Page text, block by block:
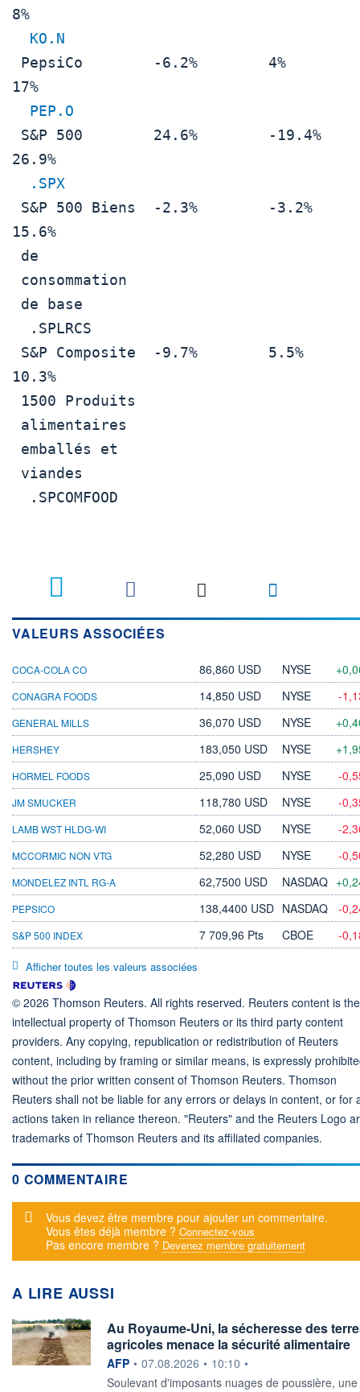
8%
KO.N
17%
PEP.O
26.9%
.SPX
15.6%
10.3%
VALEURS ASSOCIÉES
COCA-COLA CO 86,860 USD NYSE
CONAGRA FOODS 14,850 USD NYSE -
GENERAL MILLS 36,070 USD NYSE
HERSHEY 183,050 USD NYSE
HORMEL FOODS 25,090 USD NYSE -
JM SMUCKER 118,780 USD NYSE -
LAMB WST HLDG-WI 52,060 USD NYSE -
MCCORMIC NON VTG 52,280 USD NYSE -
MONDELEZ INTL RG-A 62,7500 USD NASDAQ
PEPSICO 138,4400 USD NASDAQ -
S&P 500 INDEX 7 709,96 Pts CBOE -
Afficher toutes les valeurs associées
© 2026 Thomson Reuters. All rights reserved. Reuters content is the
intellectual property of Thomson Reuters or its third party content
providers. Any copying, republication or redistribution of Reuters
content, including by framing or similar means, is expressly
without the prior written consent of Thomson Reuters. Thomson
Reuters shall not be liable for any errors or delays in content, or for
actions taken in reliance thereon. "Reuters" and the Reuters Logo
trademarks of Thomson Reuters and its affiliated companies.
0 COMMENTAIRE
Message d'alerte
Vous devez être membre pour ajouter un commentaire.
Vous êtes déjà membre ? Connectez-vous
Pas encore membre ? Devenez membre gratuitement
A LIRE AUSSI
Au Royaume-Uni, la sécheresse des
agricoles menace la sécurité alimentaire
information fournie par
AFP • 07.08.2026 • 10:10 •
Soulevant d'imposants nuages de poussière, une